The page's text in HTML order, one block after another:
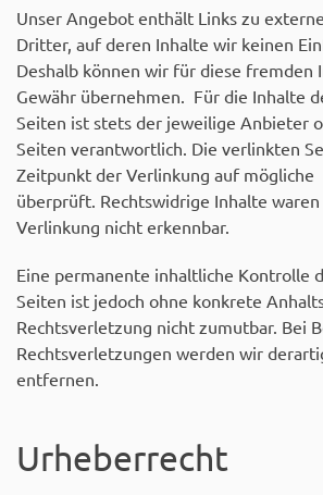
Unser Angebot enthält Links zu
Dritter, auf deren Inhalte wir keinen
Deshalb können wir für diese fremden
Gewähr übernehmen. Für die Inhalte
Seiten ist stets der jeweilige Anbieter
Seiten verantwortlich. Die verlinkten
Zeitpunkt der Verlinkung auf mögliche
überprüft. Rechtswidrige Inhalte
Verlinkung nicht erkennbar.
Eine permanente inhaltliche Kontrolle
Seiten ist jedoch ohne konkrete
Rechtsverletzung nicht zumutbar. Bei
Rechtsverletzungen werden wir
entfernen.
Urheberrecht